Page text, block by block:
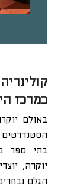
כמרכז
באולם
בתי ספר
יוקרה,
הגלם